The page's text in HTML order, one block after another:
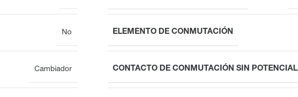
No ELEMENTO DE CONMUTACIÓN
Cambiador CONTACTO DE CONMUTACIÓN SIN POTENCIAL